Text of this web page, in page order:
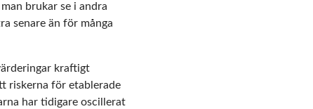
brukar se i andra
senare än för många
kraftigt
riskerna för etablerade
har tidigare oscillerat